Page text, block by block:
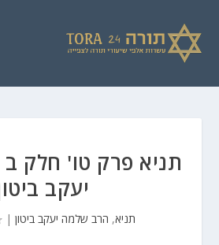
תניא פרק טו' חלק
יעקב
תניא, הרב שלמה יעקב ביטון |